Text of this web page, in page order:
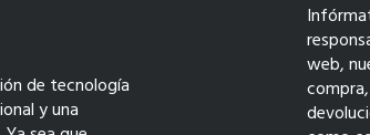
y una
web,